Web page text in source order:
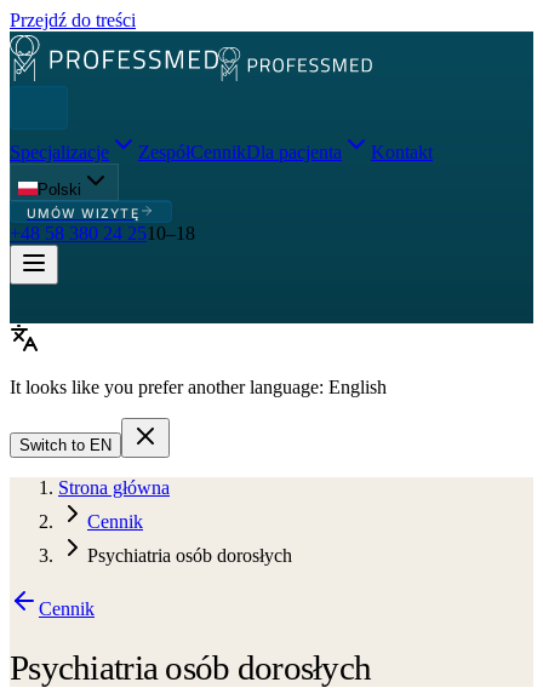
Przejdź do treści
Specjalizacje ZespółCennikDla pacjenta Kontakt
Polski
UMÓW WIZYTĘ
+48 58 380 24 2510–18
It looks like you prefer another language: English
Switch to EN
Strona główna
Cennik
Psychiatria osób dorosłych
Cennik
Psychiatria osób dorosłych